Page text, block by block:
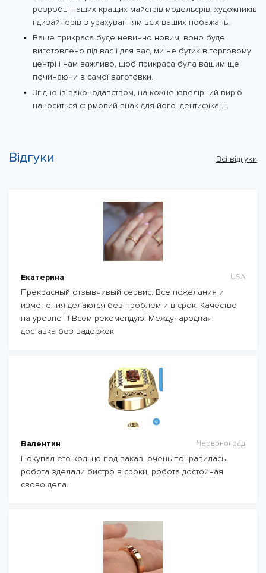
розробці наших кращих майстрів-модельєрів, художників
і дизайнерів з урахуванням всіх ваших побажань.
Ваше прикраса буде невинно новим, воно буде
виготовлено під вас і для вас, ми не бутик в торговому
центрі і нам важливо, щоб прикраса була вашим ще
починаючи з самої заготовки.
Згідно із законодавством, на кожне ювелірний виріб
наноситься фірмовий знак для його ідентифікації.
Відгуки Всі відгуки
Екатерина USA
Прекрасный отзывчивый сервис. Все пожелания и
изменения делаются без проблем и в срок. Качество
на уровне !!! Всем рекомендую! Международная
доставка без задержек
Валентин Червоноград
Покупал ето кольцо под заказ, очень понравилась
робота зделали бистро в сроки, робота достойная
свово дела.